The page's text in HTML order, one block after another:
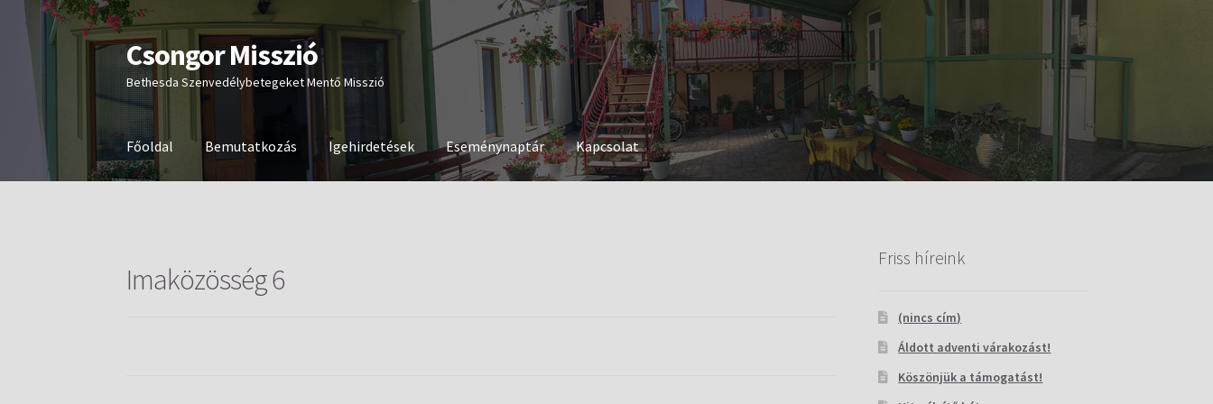
Ugrás
a
navigációhoz
Kilépés
a
tartalomba
Csongor Misszió
Bethesda Szenvedélybetegeket Mentő Misszió
Főoldal Bemutatkozás Igehirdetések Eseménynaptár Kapcsolat
Imaközösség 6
Friss híreink
(nincs cím)
Áldott adventi várakozást!
Köszönjük a támogatást!